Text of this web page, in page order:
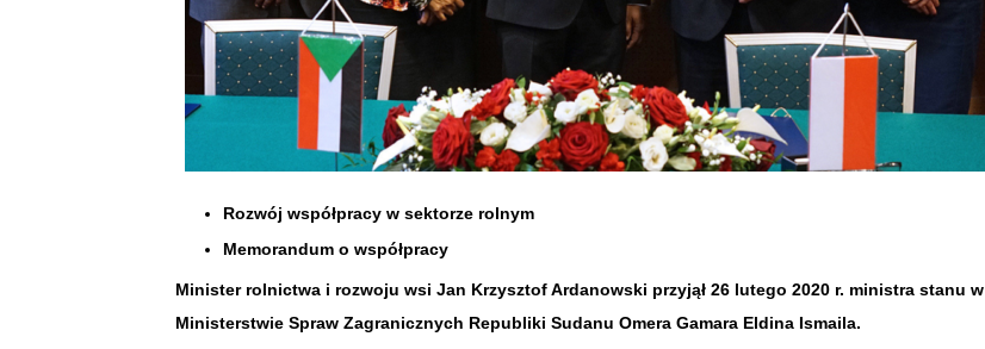
Rozwój współpracy w sektorze rolnym
Memorandum o współpracy
Minister rolnictwa i rozwoju wsi Jan Krzysztof Ardanowski przyjął 26 lutego 2020 r. ministra stanu w
Ministerstwie Spraw Zagranicznych Republiki Sudanu Omera Gamara Eldina Ismaila.